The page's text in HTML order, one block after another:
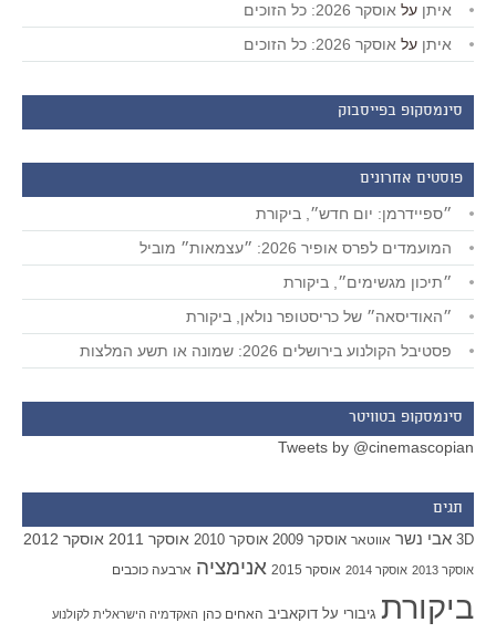
איתן על אוסקר 2026: כל הזוכים
איתן על אוסקר 2026: כל הזוכים
סינמסקופ בפייסבוק
פוסטים אחרונים
״ספיידרמן: יום חדש״, ביקורת
המועמדים לפרס אופיר 2026: ״עצמאות״ מוביל
״תיכון מגשימים״, ביקורת
״האודיסאה״ של כריסטופר נולאן, ביקורת
פסטיבל הקולנוע בירושלים 2026: שמונה או תשע המלצות
סינמסקופ בטוויטר
Tweets by @cinemascopian
תגים
3D אבי נשר אווטאר אוסקר 2009 אוסקר 2010 אוסקר 2011 אוסקר 2012
אוסקר 2013 אוסקר 2014 אוסקר 2015 אנימציה ארבעה כוכבים
ביקורת גיבורי על דוקאביב האחים כהן האקדמיה הישראלית לקולנוע